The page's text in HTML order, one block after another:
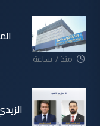
منذ 7 ساعة